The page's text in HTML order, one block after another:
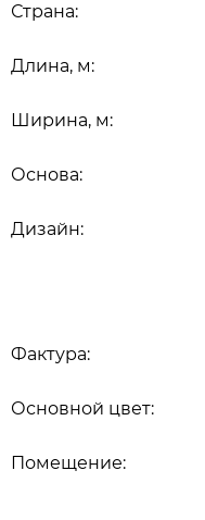
Длина, м:
Ширина, м:
Основной цвет:
Дизайн:
Основа:
Помещение:
Страна:
Фактура: